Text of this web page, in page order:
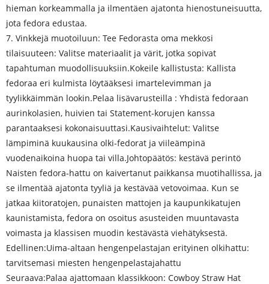
hieman korkeammalla ja ilmentäen ajatonta hienostuneisuutta,
jota fedora edustaa.
7. Vinkkejä muotoiluun: Tee Fedorasta oma mekkosi
tilaisuuteen: Valitse materiaalit ja värit, jotka sopivat
tapahtuman muodollisuuksiin.Kokeile kallistusta: Kallista
fedoraa eri kulmista löytääksesi imartelevimman ja
tyylikkäimmän lookin.Pelaa lisävarusteilla : Yhdistä fedoraan
aurinkolasien, huivien tai Statement-korujen kanssa
parantaaksesi kokonaisuuttasi.Kausivaihtelut: Valitse
lämpiminä kuukausina olki-fedorat ja viileämpinä
vuodenaikoina huopa tai villa.Johtopäätös: kestävä perintö
Naisten fedora-hattu on kaivertanut paikkansa muotihallissa, ja
se ilmentää ajatonta tyyliä ja kestävää vetovoimaa. Kun se
jatkaa kiitoratojen, punaisten mattojen ja kaupunkikatujen
kaunistamista, fedora on osoitus asusteiden muuntavasta
voimasta ja klassisen muodin kestävästä viehätyksestä.
Edellinen:Uima-altaan hengenpelastajan erityinen olkihattu:
tarvitsemasi miesten hengenpelastajahattu
Seuraava:Palaa ajattomaan klassikkoon: Cowboy Straw Hat